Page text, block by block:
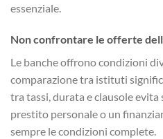
essenziale.
Non confrontare le offerte
Le banche offrono condizioni
comparazione tra istituti
tra tassi, durata e clausole evita
prestito personale o un
sempre le condizioni complete.